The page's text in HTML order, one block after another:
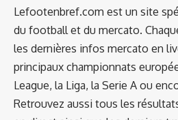
Lefootenbref.com est un site
du football et du mercato.
les dernières infos mercato en
principaux championnats
League, la Liga, la Serie A ou
Retrouvez aussi tous les